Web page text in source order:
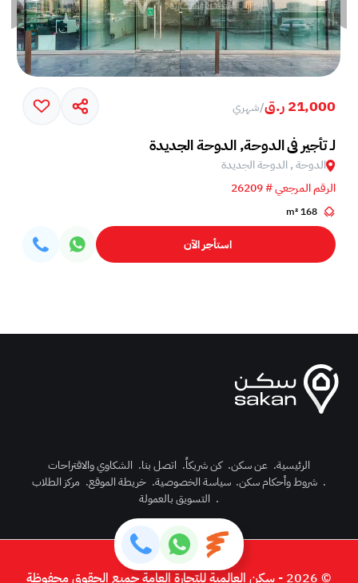
21,000 ر.ق /شهري
لـ تأجير في الدوحة, الدوحة الجديدة
الدوحة , الدوحة الجديدة
الرقم المرجعي # 26209
168 m²
استأجر الآن
الرئيسية. عن سكن. كن شريكاً. اتصل بنا. الشكاوي والاقتراحات
. شروط وأحكام سكن. سياسة الخصوصية. خريطة الموقع. مركز الطلاب
. التسويق بالعمولة
© 2026 - سكن العالمية للتجارة العامة جميع الحقوق محفوظة